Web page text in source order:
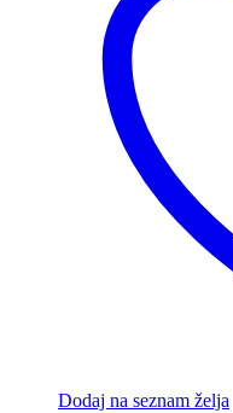
Dodaj na seznam želja